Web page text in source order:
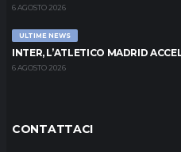
6 AGOSTO 2026
ULTIME NEWS
INTER, L’ATLETICO MADRID
6 AGOSTO 2026
CONTATTACI